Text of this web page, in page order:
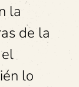
la
de la
lo